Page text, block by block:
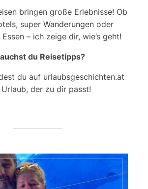
bringen große Erlebnisse! Ob
, super Wanderungenoder
– ich zeige dir, wie’s geht!
du Reisetipps?
du auf urlaubsgeschichten.at
der zu dir passt!